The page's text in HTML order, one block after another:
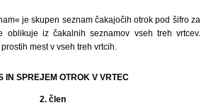
je skupen seznam čakajočih otrok pod šifro za
iz čakalnih seznamov vseh treh vrtcev.
mest v vseh treh vrtcih.
IN SPREJEM OTROK V VRTEC
2. člen